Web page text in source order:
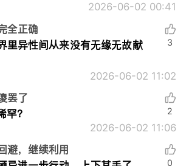
2026-06-02 00:41
全正确
里异性间从来没有无缘无故献
2026-06-02 11:02
3
罢了
罕？
2026-06-02 11:06
2
避，继续利用
0